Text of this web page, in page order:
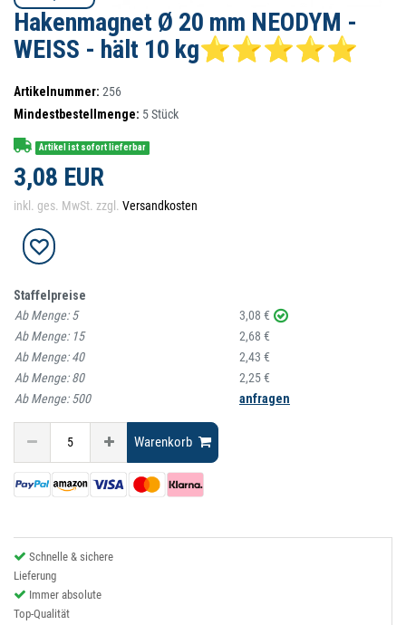
Hakenmagnet Ø 20 mm NEODYM -
WEISS - hält 10 kg⭐⭐⭐⭐⭐
Artikelnummer: 256
Mindestbestellmenge: 5Stück
Artikel ist sofort lieferbar
3,08 EUR
inkl. ges. MwSt. zzgl. Versandkosten
Staffelpreise
Ab Menge:5
3,08 €
Ab Menge: 15
2,68 €
Ab Menge:40
2,43 €
Ab Menge:80
2,25 €
Ab Menge:500 anfragen
Warenkorb
Schnelle & sichere
Lieferung
Immer absolute
Top-Qualität